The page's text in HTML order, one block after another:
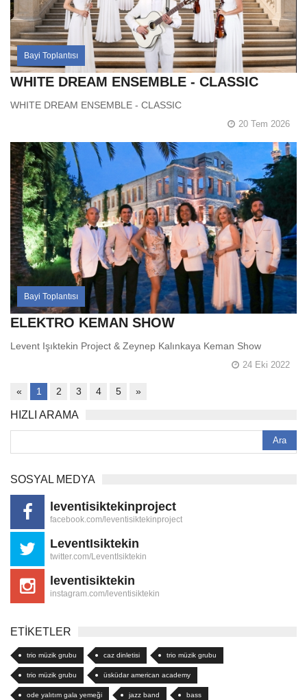
Bayi Toplantısı
WHITE DREAM ENSEMBLE - CLASSIC
WHITE DREAM ENSEMBLE - CLASSIC
20 Tem 2026
Bayi Toplantısı
ELEKTRO KEMAN SHOW
Levent Işıktekin Project & Zeynep Kalınkaya Keman Show
24 Eki 2022
« 1 2 3 4 5 »
HIZLI ARAMA
SOSYAL MEDYA
leventisiktekinproject
facebook.com/leventisiktekinproject
LeventIsiktekin
twitter.com/LeventIsiktekin
leventisiktekin
instagram.com/leventisiktekin
ETİKETLER
trio müzik grubu caz dinletisi trio müzik grubu
trio müzik grubu üsküdar american academy
ode yalıtım gala yemeği jazz band bass